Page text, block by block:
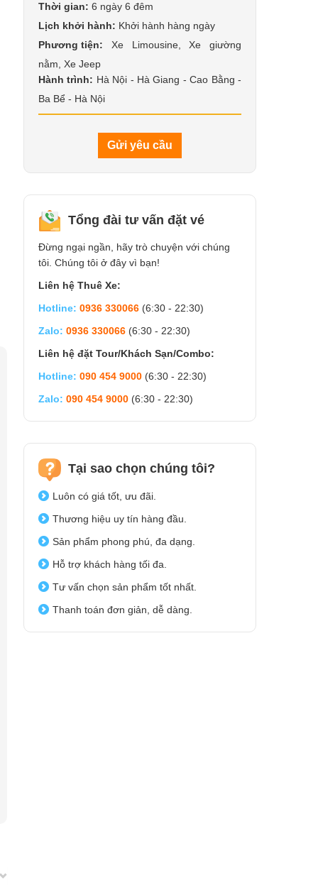
Thời gian: 6 ngày 6 đêm
Lịch khởi hành: Khởi hành hàng ngày
Phương tiện: Xe Limousine, Xe giường
nằm, Xe Jeep
Hành trình: Hà Nội - Hà Giang - Cao Bằng -
Ba Bể - Hà Nội
Gửi yêu cầu
Tổng đài tư vấn đặt vé
Đừng ngại ngần, hãy trò chuyện với chúng
tôi. Chúng tôi ở đây vì bạn!
Liên hệ Thuê Xe:
Hotline: 0936 330066 (6:30 - 22:30)
Zalo: 0936 330066 (6:30 - 22:30)
Liên hệ đặt Tour/Khách Sạn/Combo:
Hotline: 090 454 9000 (6:30 - 22:30)
Zalo: 090 454 9000 (6:30 - 22:30)
Tại sao chọn chúng tôi?
Luôn có giá tốt, ưu đãi.
Thương hiệu uy tín hàng đầu.
Sản phẩm phong phú, đa dạng.
Hỗ trợ khách hàng tối đa.
Tư vấn chọn sản phẩm tốt nhất.
Thanh toán đơn giản, dễ dàng.